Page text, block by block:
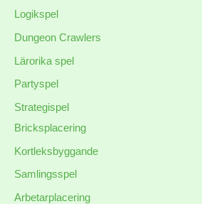
Logikspel
Dungeon Crawlers
Lärorika spel
Partyspel
Strategispel
Bricksplacering
Kortleksbyggande
Samlingsspel
Arbetarplacering